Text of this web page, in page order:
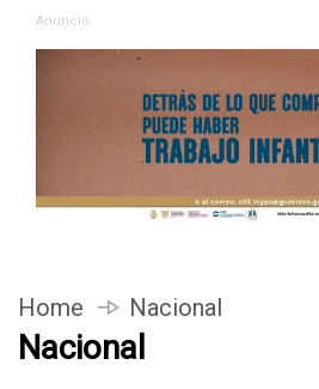
Anuncio
Home Nacional
Nacional